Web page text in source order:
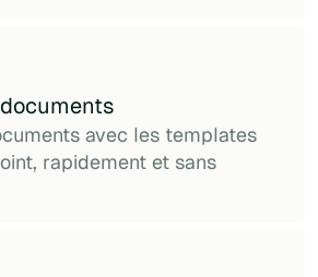
avec les templates
rapidement et sans